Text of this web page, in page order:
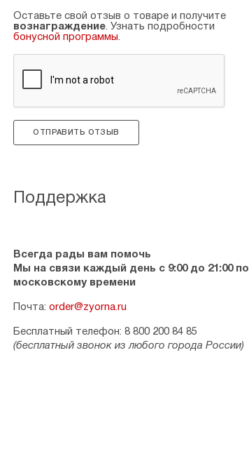
Оставьте свой отзыв о товаре и получите
вознаграждение. Узнать подробности
бонусной программы.
ОТПРАВИТЬ ОТЗЫВ
Поддержка
Всегда рады вам помочь
Мы на связи каждый день с 9:00 до 21:00 по
московскому времени
Почта: order@zyorna.ru
Бесплатный телефон: 8 800 200 84 85
(бесплатный звонок из любого города России)